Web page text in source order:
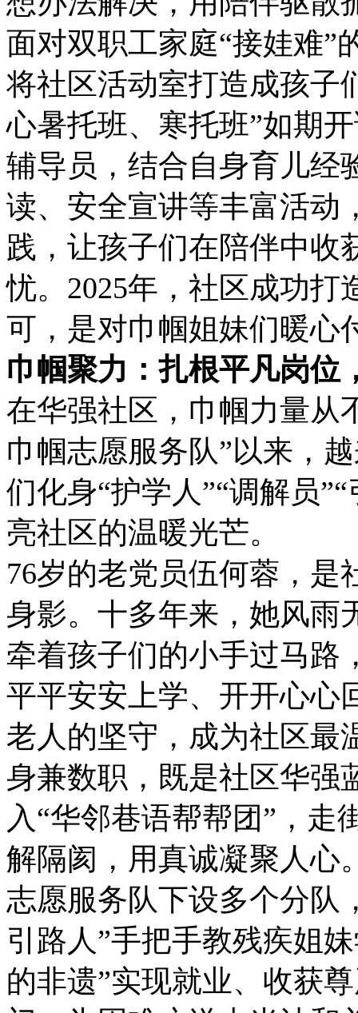
面对双职工家庭“接娃难”
将社区活动室打造成孩子
心暑托班、寒托班”如期
辅导员，结合自身育儿经
读、安全宣讲等丰富活动
践，让孩子们在陪伴中收
忧。2025年，社区成功
可，是对巾帼姐妹们暖心
巾帼聚力：扎根平凡岗位
在华强社区，巾帼力量从
巾帼志愿服务队”以来，
们化身“护学人”“调解员
亮社区的温暖光芒。
76岁的老党员伍何蓉，是
身影。十多年来，她风雨
牵着孩子们的小手过马路
平平安安上学、开开心心
老人的坚守，成为社区最
身兼数职，既是社区华强
入“华邻巷语帮帮团”，走
解隔阂，用真诚凝聚人心
志愿服务队下设多个分队
引路人”手把手教残疾姐
的非遗”实现就业、收获